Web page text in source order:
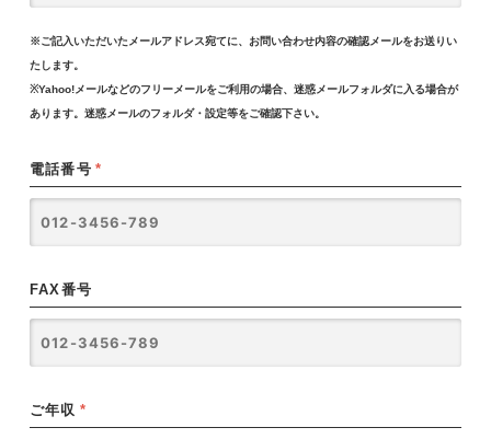
※ご記入いただいたメールアドレス宛てに、お問い合わせ内容の確認メールをお送りい
たします。
※Yahoo!メールなどのフリーメールをご利用の場合、迷惑メールフォルダに入る場合が
あります。迷惑メールのフォルダ・設定等をご確認下さい。
電話番号 *
FAX番号
ご年収 *